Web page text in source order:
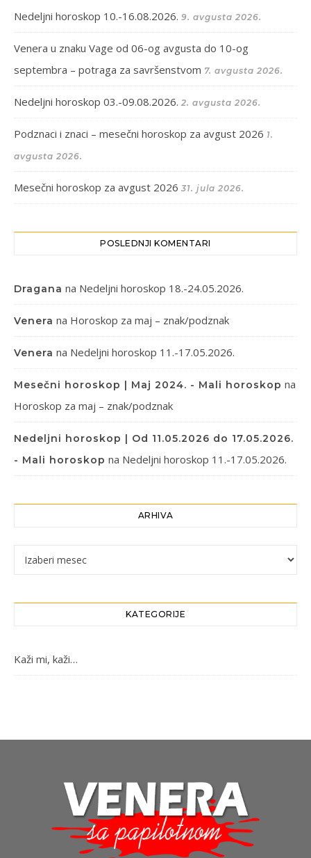
Nedeljni horoskop 10.-16.08.2026. 9. avgusta 2026.
Venera u znaku Vage od 06-og avgusta do 10-og
septembra – potraga za savršenstvom 7. avgusta 2026.
Nedeljni horoskop 03.-09.08.2026. 2. avgusta 2026.
Podznaci i znaci – mesečni horoskop za avgust 2026 1.
avgusta 2026.
Mesečni horoskop za avgust 2026 31. jula 2026.
POSLEDNJI KOMENTARI
Dragana na Nedeljni horoskop 18.-24.05.2026.
Venera na Horoskop za maj – znak/podznak
Venera na Nedeljni horoskop 11.-17.05.2026.
Mesečni horoskop | Maj 2024. - Mali horoskop na
Horoskop za maj – znak/podznak
Nedeljni horoskop | Od 11.05.2026 do 17.05.2026.
- Mali horoskop na Nedeljni horoskop 11.-17.05.2026.
ARHIVA
KATEGORIJE
Kaži mi, kaži…